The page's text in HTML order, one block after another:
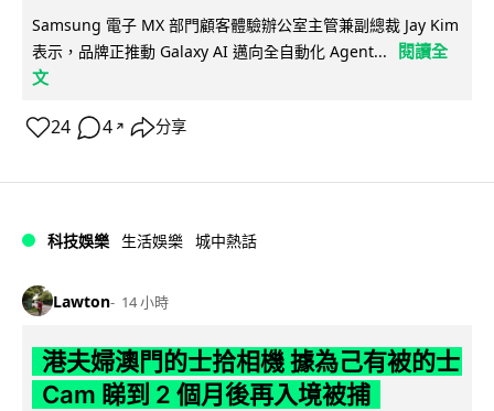
Samsung 電子 MX 部門顧客體驗辦公室主管兼副總裁 Jay Kim
表示，品牌正推動 Galaxy AI 邁向全自動化 Agent...
閱讀全
文
24 4 ↗ 分享
科技娛樂 生活娛樂 城中熱話
Lawton 14 小時
港夫婦澳門的士拾相機 據為己有被的士
Cam 睇到 2 個月後再入境被捕